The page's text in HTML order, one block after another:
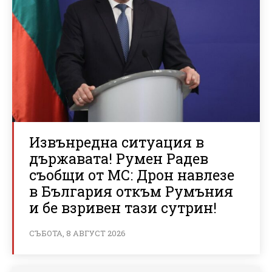
Извънредна ситуация в
държавата! Румен Радев
съобщи от МС: Дрон навлезе
в България откъм Румъния
и бе взривен тази сутрин!
СЪБОТА, 8 АВГУСТ 2026